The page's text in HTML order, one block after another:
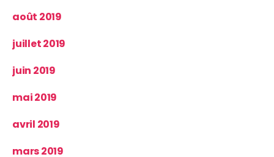
août 2019
juillet 2019
juin 2019
mai 2019
avril 2019
mars 2019